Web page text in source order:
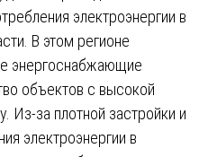
электроэнергии в
В этом регионе
энергоснабжающие
объектов с высокой
Из-за плотной застройки и
электроэнергии в